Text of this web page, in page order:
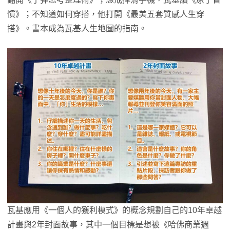
慣》；不知道如何穿搭，他打開《最美五套質感人生穿
搭》。書本成為瓦基人生地圖的指南。
瓦基應用《一個人的獲利模式》的概念規劃自己的10年卓越
計畫與2年封面故事，其中一個目標是想被《哈佛商業週